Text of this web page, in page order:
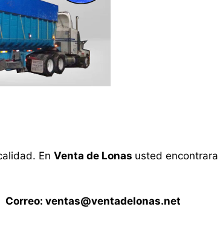
En Venta de Lonas usted
ventas@ventadelonas.net